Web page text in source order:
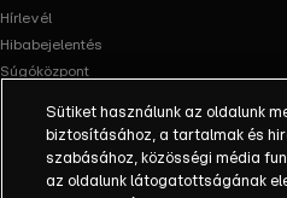
Hírlevél
Hibabejelentés
Súgóközpont
FacebookInstagram
Sütiket használunk az oldalunk
biztosításához, a tartalmak és
szabásához, közösségi média
az oldalunk látogatottságának